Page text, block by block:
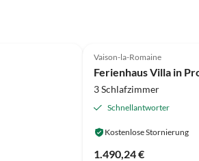
Vaison-la-Romaine
Ferienhaus Villa in
3 Schlafzimmer
Schnellantworter
Kostenlose Stornierung
1.490,24 €